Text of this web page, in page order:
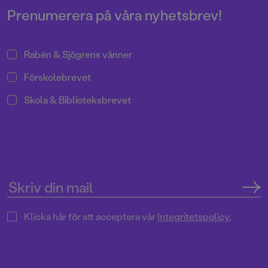
Prenumerera på våra nyhetsbrev!
Rabén & Sjögrens vänner
Förskolebrevet
Skola & Biblioteksbrevet
Klicka här för att acceptera vårIntegritetspolicy.